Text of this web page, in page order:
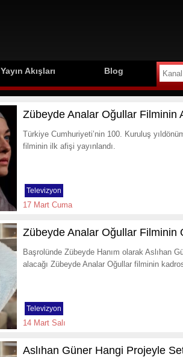
Yayın Akışları Blog
Zübeyde Analar Oğullar Filminin
Türkiye Cumhuriyeti’nin 100. Kuruluş
filminin ilk afişi yayınlandı.
Televizyon
17 Mart Cuma
Zübeyde Analar Oğullar Filminin
Başrolünde Zübeyde Hanım olarak Aslıhan
alacağı Zübeyde Analar Oğullar filminin
Televizyon
14 Mart Salı
Aslıhan Güner Hangi Projeyle